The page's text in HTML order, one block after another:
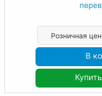
Розничная
В